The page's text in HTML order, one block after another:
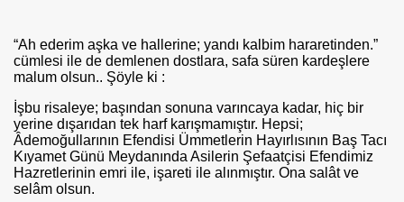
“Ah ederim aşka ve hallerine; yandı kalbim hararetinden.”
cümlesi ile de demlenen dostlara, safa süren kardeşlere
malum olsun.. Şöyle ki :
İşbu risaleye; başından sonuna varıncaya kadar, hiç bir
yerine dışarıdan tek harf karışmamıştır. Hepsi;
Âdemoğullarının Efendisi Ümmetlerin Hayırlısının Baş Tacı
Kıyamet Günü Meydanında Asilerin Şefaatçisi Efendimiz
Hazretlerinin emri ile, işareti ile alınmıştır. Ona salât ve
selâm olsun.